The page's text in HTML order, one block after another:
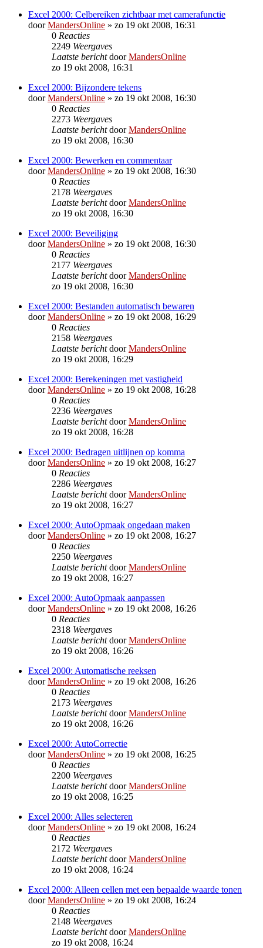
Excel 2000: Celbereiken zichtbaar met camerafunctie
doorMandersOnline » zo 19 okt 2008, 16:31
0 Reacties
2249 Weergaves
Laatste berichtdoorMandersOnline
zo 19 okt 2008, 16:31
Excel 2000: Bijzondere tekens
doorMandersOnline » zo 19 okt 2008, 16:30
0 Reacties
2273 Weergaves
Laatste berichtdoorMandersOnline
zo 19 okt 2008, 16:30
Excel 2000: Bewerken en commentaar
doorMandersOnline » zo 19 okt 2008, 16:30
0 Reacties
2178 Weergaves
Laatste berichtdoorMandersOnline
zo 19 okt 2008, 16:30
Excel 2000: Beveiliging
doorMandersOnline » zo 19 okt 2008, 16:30
0 Reacties
2177 Weergaves
Laatste berichtdoorMandersOnline
zo 19 okt 2008, 16:30
Excel 2000: Bestanden automatisch bewaren
doorMandersOnline » zo 19 okt 2008, 16:29
0 Reacties
2158 Weergaves
Laatste berichtdoorMandersOnline
zo 19 okt 2008, 16:29
Excel 2000: Berekeningen met vastigheid
doorMandersOnline » zo 19 okt 2008, 16:28
0 Reacties
2236 Weergaves
Laatste berichtdoorMandersOnline
zo 19 okt 2008, 16:28
Excel 2000: Bedragen uitlijnen op komma
doorMandersOnline » zo 19 okt 2008, 16:27
0 Reacties
2286 Weergaves
Laatste berichtdoorMandersOnline
zo 19 okt 2008, 16:27
Excel 2000: AutoOpmaak ongedaan maken
doorMandersOnline » zo 19 okt 2008, 16:27
0 Reacties
2250 Weergaves
Laatste berichtdoorMandersOnline
zo 19 okt 2008, 16:27
Excel 2000: AutoOpmaak aanpassen
doorMandersOnline » zo 19 okt 2008, 16:26
0 Reacties
2318 Weergaves
Laatste berichtdoorMandersOnline
zo 19 okt 2008, 16:26
Excel 2000: Automatische reeksen
doorMandersOnline » zo 19 okt 2008, 16:26
0 Reacties
2173 Weergaves
Laatste berichtdoorMandersOnline
zo 19 okt 2008, 16:26
Excel 2000: AutoCorrectie
doorMandersOnline » zo 19 okt 2008, 16:25
0 Reacties
2200 Weergaves
Laatste berichtdoorMandersOnline
zo 19 okt 2008, 16:25
Excel 2000: Alles selecteren
doorMandersOnline » zo 19 okt 2008, 16:24
0 Reacties
2172 Weergaves
Laatste berichtdoorMandersOnline
zo 19 okt 2008, 16:24
Excel 2000: Alleen cellen met een bepaalde waarde tonen
doorMandersOnline » zo 19 okt 2008, 16:24
0 Reacties
2148 Weergaves
Laatste berichtdoorMandersOnline
zo 19 okt 2008, 16:24